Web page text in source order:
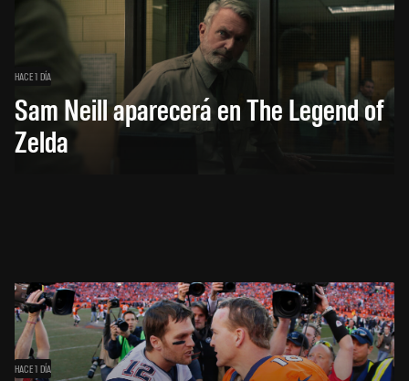
HACE 1 DÍA
Sam Neill aparecerá en The Legend of
Zelda
HACE 1 DÍA